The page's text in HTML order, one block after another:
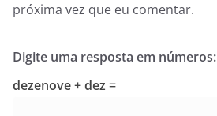
próxima vez que eu comentar.
Digite uma resposta em números:
dezenove + dez =